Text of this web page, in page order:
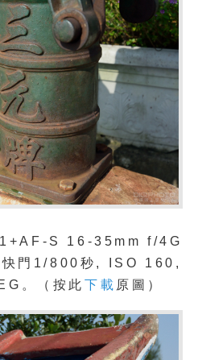
S 16-35mm f/4G
門1/800秒, ISO 160,
。（按此下載 原圖）